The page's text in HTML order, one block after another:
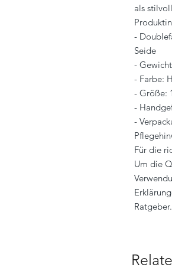
als
-
Seide
-
- Farbe:
- Größe:
-
-
Für die
Um die
Ratgeber.